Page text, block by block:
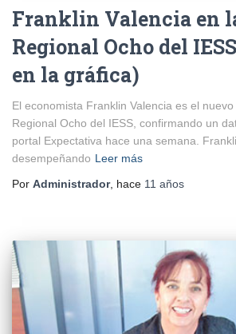
Franklin Valencia en
Regional Ocho del
en la gráfica)
El economista Franklin Valencia es el
Regional Ocho del IESS, confirmando un
portal Expectativa hace una semana.
desempeñando Leer más
Por Administrador, hace 11 años